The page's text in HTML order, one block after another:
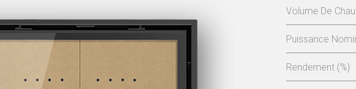
Volume De
Puissance
Rendement (%)